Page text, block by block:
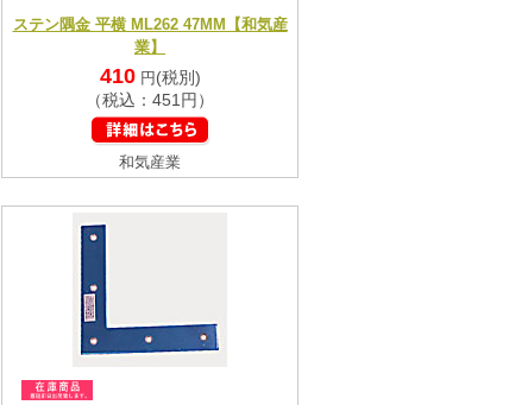
ステン隅金 平横 ML262 47MM【和気産
業】
410円 (税別)
（税込：451円）
和気産業